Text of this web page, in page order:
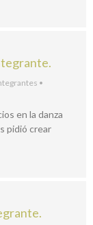
•
en la danza
pidió crear